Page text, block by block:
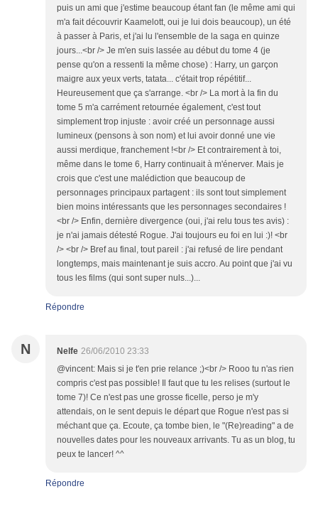
puis un ami que j'estime beaucoup étant fan (le même ami qui
m'a fait découvrir Kaamelott, oui je lui dois beaucoup), un été
à passer à Paris, et j'ai lu l'ensemble de la saga en quinze
jours...<br /> Je m'en suis lassée au début du tome 4 (je
pense qu'on a ressenti la même chose) : Harry, un garçon
maigre aux yeux verts, tatata... c'était trop répétitif...
Heureusement que ça s'arrange. <br /> La mort à la fin du
tome 5 m'a carrément retournée également, c'est tout
simplement trop injuste : avoir créé un personnage aussi
lumineux (pensons à son nom) et lui avoir donné une vie
aussi merdique, franchement !<br /> Et contrairement à toi,
même dans le tome 6, Harry continuait à m'énerver. Mais je
crois que c'est une malédiction que beaucoup de
personnages principaux partagent : ils sont tout simplement
bien moins intéressants que les personnages secondaires !
<br /> Enfin, dernière divergence (oui, j'ai relu tous tes avis) :
je n'ai jamais détesté Rogue. J'ai toujours eu foi en lui :)! <br
/> <br /> Bref au final, tout pareil : j'ai refusé de lire pendant
longtemps, mais maintenant je suis accro. Au point que j'ai vu
tous les films (qui sont super nuls...)...
Répondre
N Nelfe 26/06/2010 23:33
@vincent: Mais si je t'en prie relance ;)<br /> Rooo tu n'as rien
compris c'est pas possible! Il faut que tu les relises (surtout le
tome 7)! Ce n'est pas une grosse ficelle, perso je m'y
attendais, on le sent depuis le départ que Rogue n'est pas si
méchant que ça. Ecoute, ça tombe bien, le "(Re)reading" a de
nouvelles dates pour les nouveaux arrivants. Tu as un blog, tu
peux te lancer! ^^
Répondre